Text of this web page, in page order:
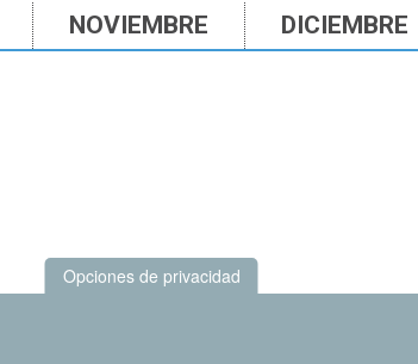
NOVIEMBRE DICIEMBRE
Opciones de privacidad